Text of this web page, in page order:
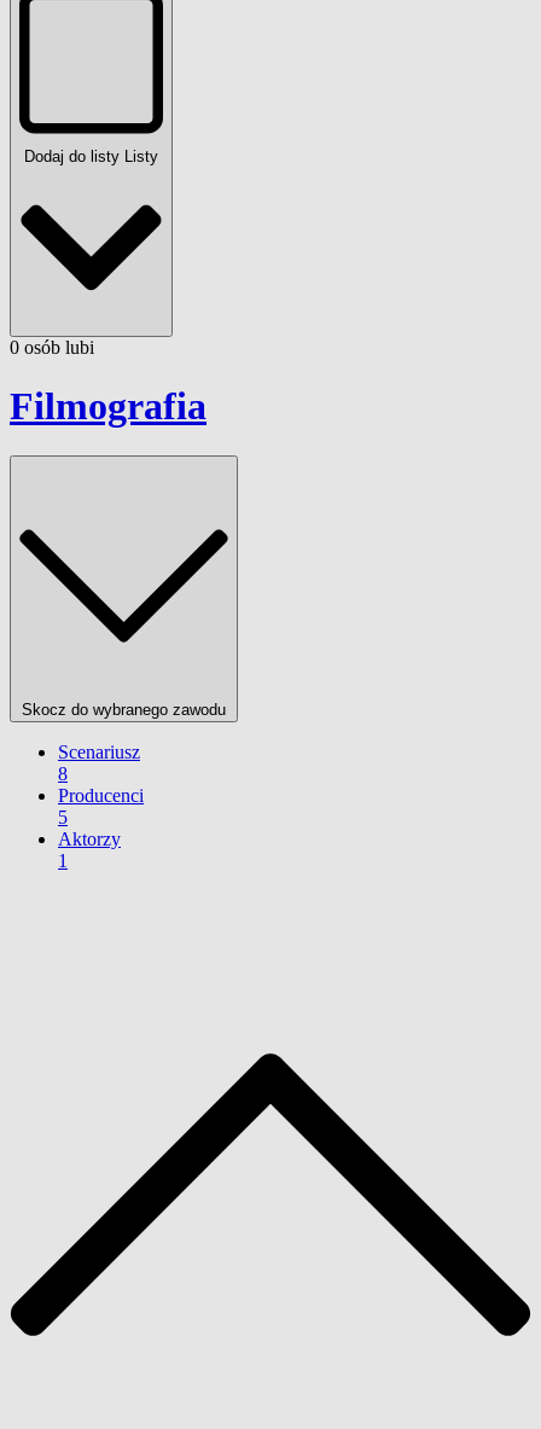
Dodaj do listy Listy
0 osób lubi
Filmografia
Skocz do wybranego zawodu
Scenariusz
8
Producenci
5
Aktorzy
1